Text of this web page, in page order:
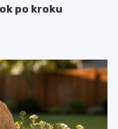
po kroku